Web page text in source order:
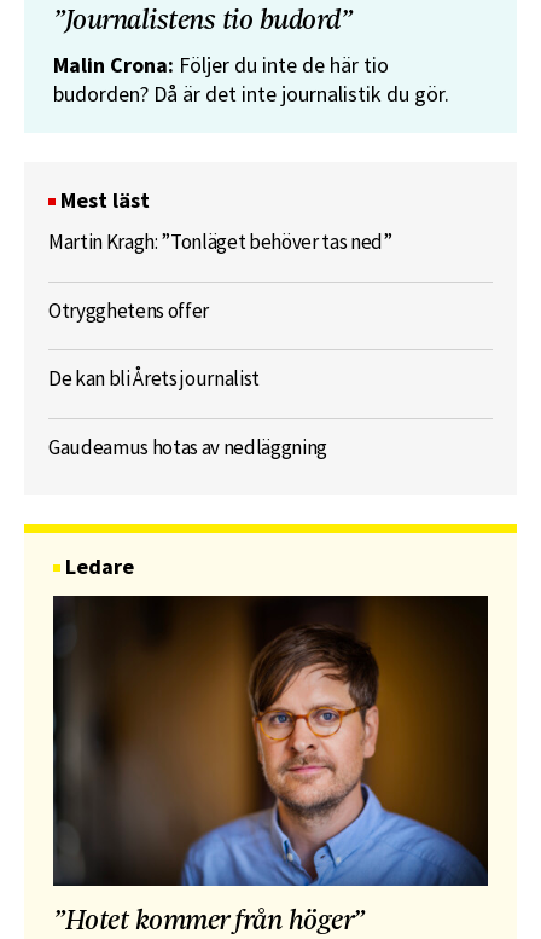
”Journalistens tio budord”
Malin Crona: Följer du inte de här tio
budorden? Då är det inte journalistik du gör.
Mest läst
Martin Kragh: ”Tonläget behöver tas ned”
Otrygghetens offer
De kan bli Årets journalist
Gaudeamus hotas av nedläggning
Ledare
”Hotet kommer från höger”